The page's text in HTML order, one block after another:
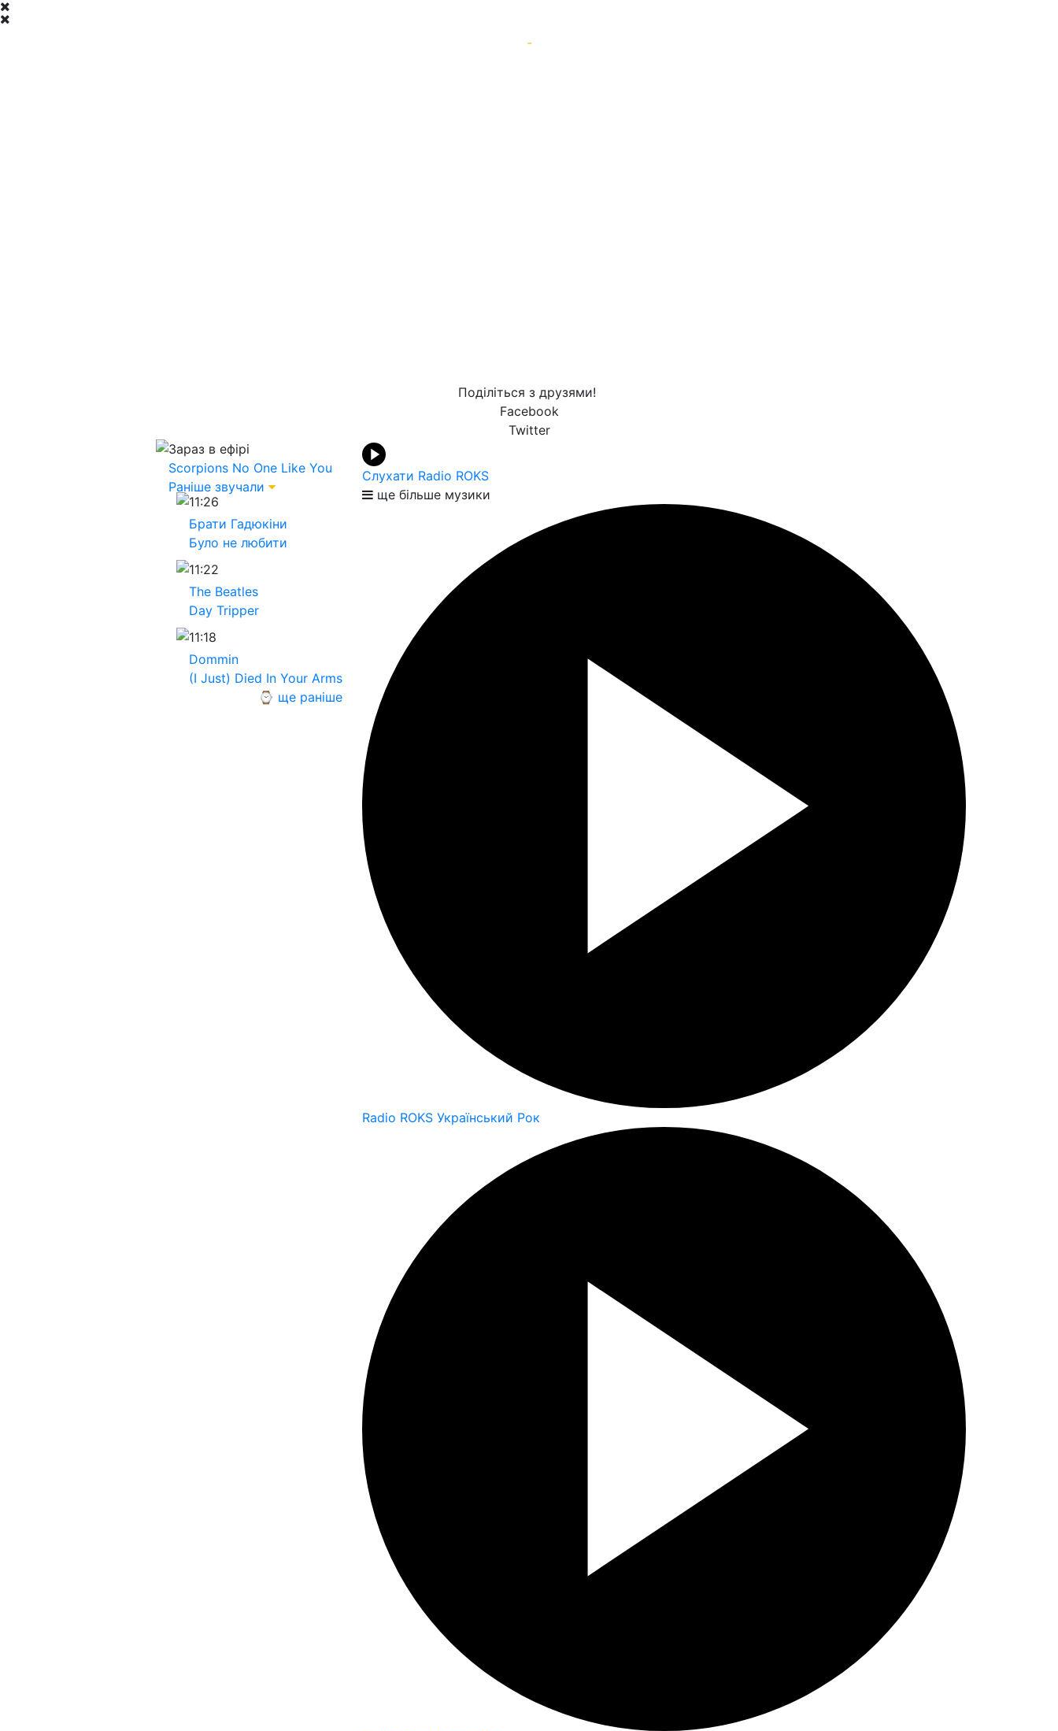
-
Поділіться з друзями!
Facebook
Twitter
Зараз в ефірі
Scorpions No One Like You
Раніше звучали
11:26
Брати Гадюкіни
Було не любити
11:22
The Beatles
Day Tripper
11:18
Dommin
(I Just) Died In Your Arms
⌚ ще раніше
Слухати Radio ROKS
ще більше музики
Radio ROKS Український Рок